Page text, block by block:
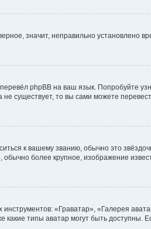
значит, неправильно установлено
phpBB на ваш язык. Попробуйте
существует, то вы сами можете
к вашему званию, обычно это
более крупное, изображение
«Граватар», «Галерея
какие типы аватар могут быть доступны.